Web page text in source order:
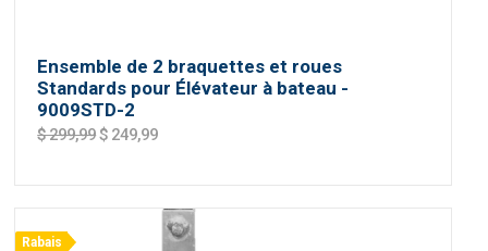
Ensemble de 2 braquettes et roues
Standards pour Élévateur à bateau -
9009STD-2
$ 299,99$ 249,99
Rabais